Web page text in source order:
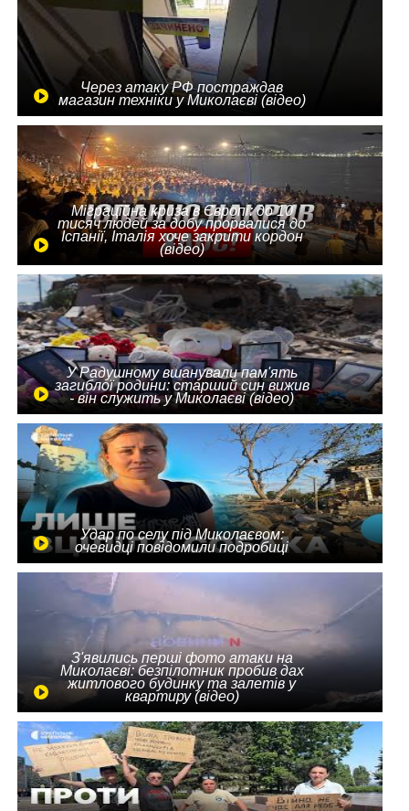
Через атаку РФ постраждав
магазин техніки у Миколаєві (відео)
Міграційна криза в Європі: до 10
тисяч людей за добу прорвалися до
Іспанії, Італія хоче закрити кордон
(відео)
У Радушному вшанували пам'ять
загиблої родини: старший син вижив
- він служить у Миколаєві (відео)
Удар по селу під Миколаєвом:
очевидці повідомили подробиці
З'явились перші фото атаки на
Миколаєві: безпілотник пробив дах
житлового будинку та залетів у
квартиру (відео)